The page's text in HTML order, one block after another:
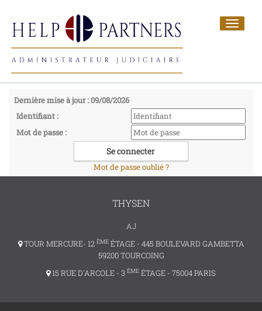
Toggle
Dernière mise à jour : 09/08/2026
Identifiant :
Mot de passe :
Mot de passe oublié ?
THYSEN
AJ
TOUR MERCURE- 12 ÈMEÉTAGE - 445 BOULEVARD GAMBETTA
59200 TOURCOING
15 RUE D'ARCOLE - 3 ÈME ÉTAGE - 75004 PARIS